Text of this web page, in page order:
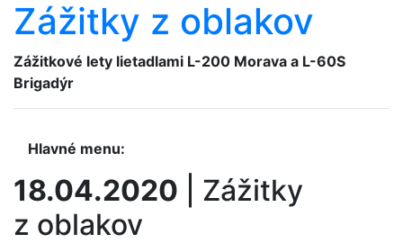
Zážitky z oblakov
Zážitkové lety lietadlami L-200 Morava a L-60S
Brigadýr
Hlavné menu:
18.04.2020
Zážitky
z oblakov